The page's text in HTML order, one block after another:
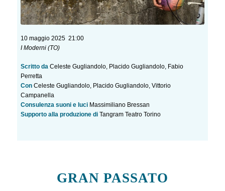
10 maggio 2025 21:00
I Moderni (TO)
Scritto da Celeste Gugliandolo, Placido Gugliandolo, Fabio
Perretta
Con Celeste Gugliandolo, Placido Gugliandolo, Vittorio
Campanella
Consulenza suoni e luci Massimiliano Bressan
Supporto alla produzione di Tangram Teatro Torino
GRAN PASSATO